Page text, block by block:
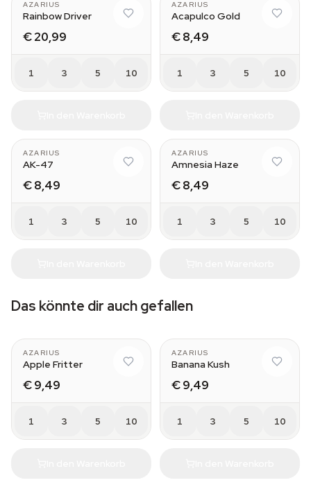
AZARIUS
Rainbow Driver
€ 20,99
1 3 5 10
AZARIUS
Acapulco Gold
€ 8,49
1 3 5 10
AZARIUS
AK-47
€ 8,49
1 3 5 10
AZARIUS
Amnesia Haze
€ 8,49
1 3 5 10
Das könnte dir auch gefallen
AZARIUS
Apple Fritter
€ 9,49
1 3 5 10
AZARIUS
Banana Kush
€ 9,49
1 3 5 10